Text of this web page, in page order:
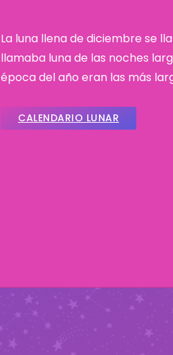
La luna llena de diciembre se
llamaba luna de las noches
época del año eran las más
CALENDARIO LUNAR